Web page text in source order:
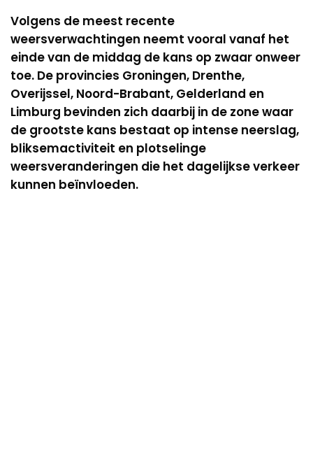
Volgens de meest recente
weersverwachtingen neemt vooral vanaf het
einde van de middag de kans op zwaar onweer
toe. De provincies Groningen, Drenthe,
Overijssel, Noord-Brabant, Gelderland en
Limburg bevinden zich daarbij in de zone waar
de grootste kans bestaat op intense neerslag,
bliksemactiviteit en plotselinge
weersveranderingen die het dagelijkse verkeer
kunnen beïnvloeden.